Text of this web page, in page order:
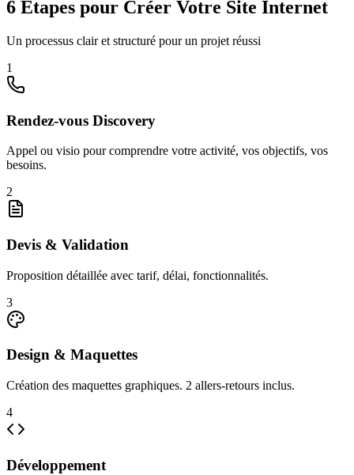
6 Étapes pour Créer Votre Site Internet
Un processus clair et structuré pour un projet réussi
1
Rendez-vous Discovery
Appel ou visio pour comprendre votre activité, vos objectifs, vos
besoins.
2
Devis & Validation
Proposition détaillée avec tarif, délai, fonctionnalités.
3
Design & Maquettes
Création des maquettes graphiques. 2 allers-retours inclus.
4
Développement